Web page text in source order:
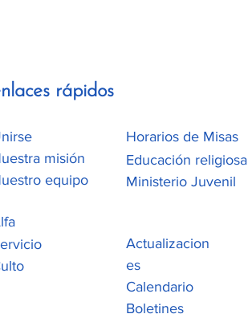
rápidos
misión
equipo
Horarios de Misas
Educación religiosa
Ministerio Juvenil
Actualizacion
es
Calendario
Boletines